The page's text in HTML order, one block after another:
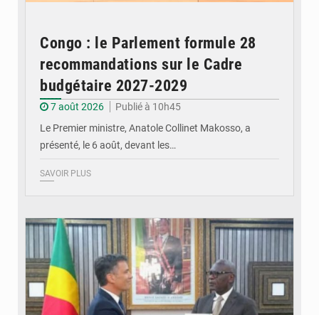
Congo : le Parlement formule 28
recommandations sur le Cadre
budgétaire 2027-2029
7 août 2026
Publié à 10h45
Le Premier ministre, Anatole Collinet Makosso, a
présenté, le 6 août, devant les…
SAVOIR PLUS